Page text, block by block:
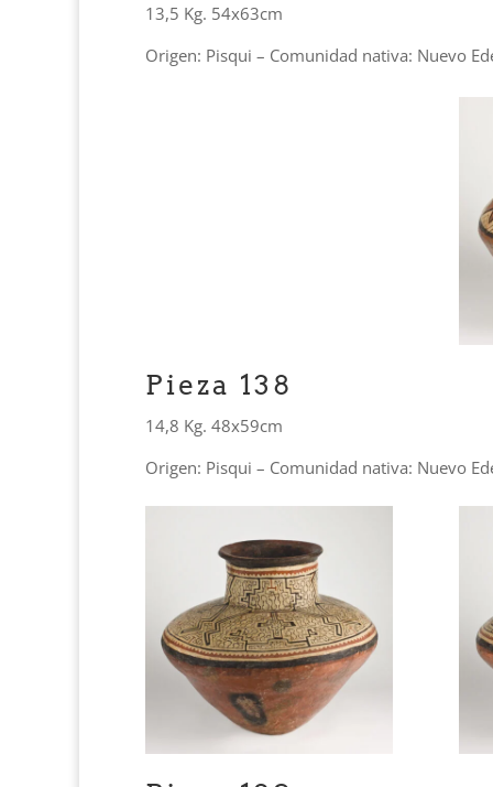
13,5 Kg. 54x63cm
Origen: Pisqui – Comunidad nativa: Nuevo
Pieza 138
14,8 Kg. 48x59cm
Origen: Pisqui – Comunidad nativa: Nuevo